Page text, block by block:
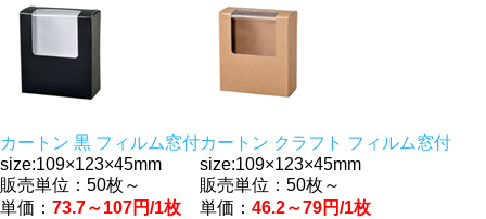
カートン 黒 フィルム窓付
size:109×123×45mm
販売単位：50枚～
単価： 73.7～107円/1枚
カートン クラフト フィルム窓付
size:109×123×45mm
販売単位：50枚～
単価： 46.2～79円/1枚